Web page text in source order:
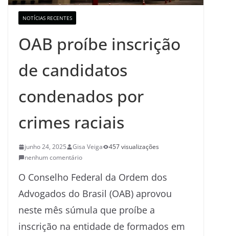
NOTÍCIAS RECENTES
OAB proíbe inscrição
de candidatos
condenados por
crimes raciais
junho 24, 2025 Gisa Veiga
457 visualizações
nenhum comentário
O Conselho Federal da Ordem dos
Advogados do Brasil (OAB) aprovou
neste mês súmula que proíbe a
inscrição na entidade de formados em